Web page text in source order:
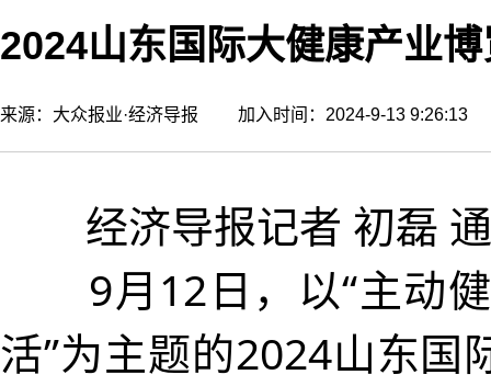
2024山东国际大健康产业
来源：大众报业·经济导报 加入时间：2024-9-13
经济导报记者 初磊 通
9月12日，以“主动健
活”为主题的2024山东国